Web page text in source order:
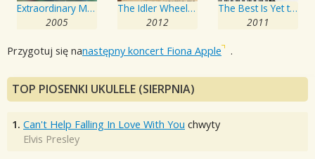
Extraordinary Machine
2005
The Idler Wheel Is Wiser Than the Driver of the Screw and Whipping Cords Will Serve You More Than Ropes Will Ever Do
2012
The Best Is Yet to Come - The Songs of Cy Coleman
2011
Przygotuj się nanastępny koncert Fiona Apple .
TOP PIOSENKI UKULELE (SIERPNIA)
1. Can't Help Falling In Love With You chwyty
Elvis Presley